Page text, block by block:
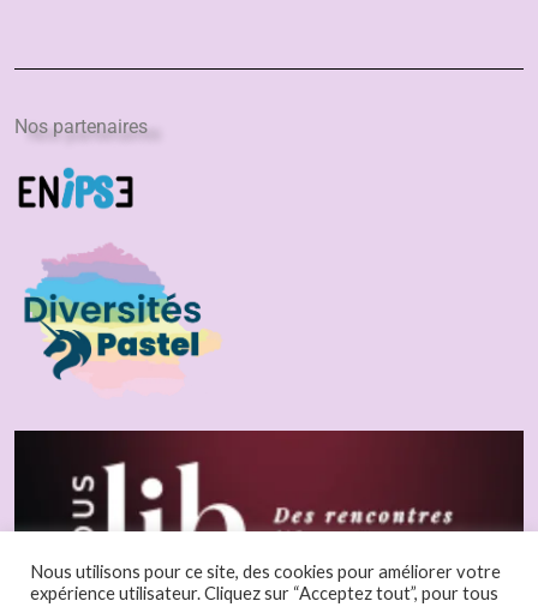
Nos partenaires
Nous utilisons pour ce site, des cookies pour améliorer votre
expérience utilisateur. Cliquez sur “Acceptez tout”, pour tous